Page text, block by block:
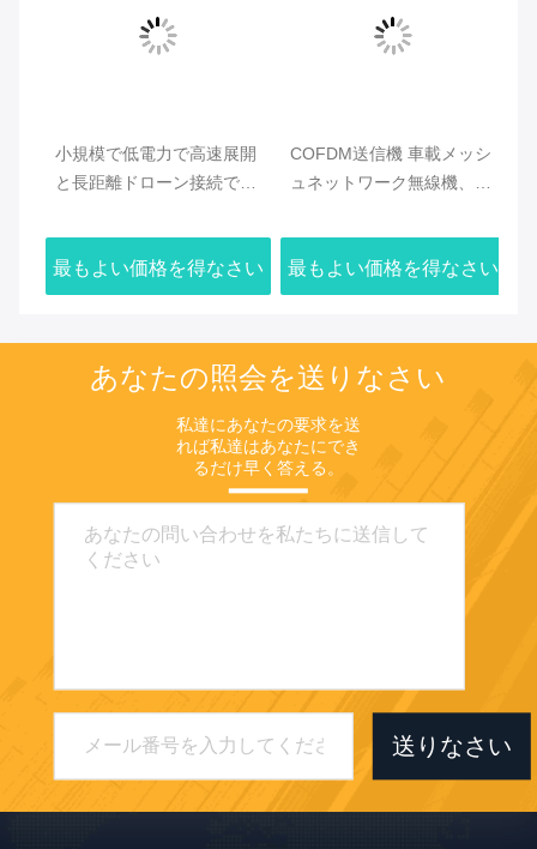
小規模で低電力で高速展開
と長距離ドローン接続でド
適化
最もよい価格を得なさい
COFDM送信機 車載メッシ
ュネットワーク無線機、2U
トウェイ不要の無線通信を
サポート
最もよい価格を得なさい
あなたの照会を送りなさい
私達にあなたの要求を送
れば私達はあなたにでき
るだけ早く答える。
送りなさい